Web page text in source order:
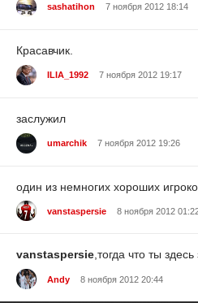
sashatihon 7 ноября 2012 18:14
Красавчик.
ILIA_1992 7 ноября 2012 19:17
заслужил
umarchik 7 ноября 2012 19:26
один из немногих хороших
vanstaspersie 8 ноября 2012
vanstaspersie,тогда что ты
Andy 8 ноября 2012 20:44